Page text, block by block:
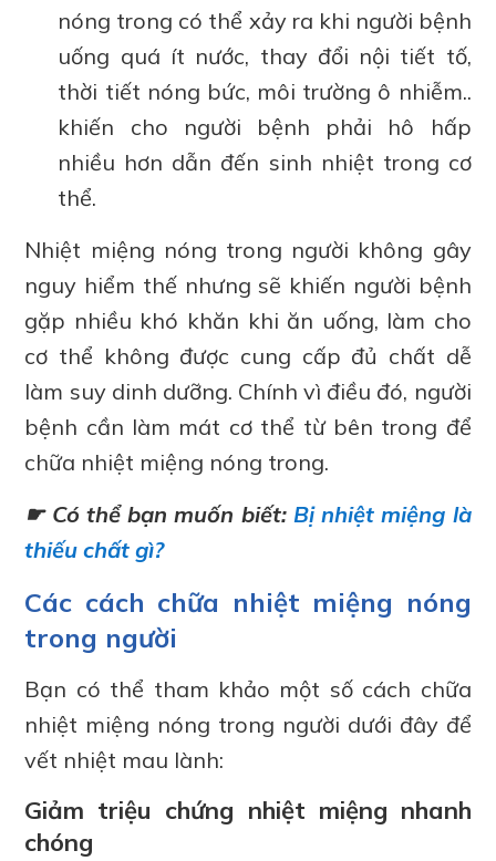
nóng trong có thể xảy ra khi người bệnh
uống quá ít nước, thay đổi nội tiết tố,
thời tiết nóng bức, môi trường ô nhiễm..
khiến cho người bệnh phải hô hấp
nhiều hơn dẫn đến sinh nhiệt trong cơ
thể.
Nhiệt miệng nóng trong người không gây
nguy hiểm thế nhưng sẽ khiến người bệnh
gặp nhiều khó khăn khi ăn uống, làm cho
cơ thể không được cung cấp đủ chất dễ
làm suy dinh dưỡng. Chính vì điều đó, người
bệnh cần làm mát cơ thể từ bên trong để
chữa nhiệt miệng nóng trong.
☛ Có thể bạn muốn biết: Bị nhiệt miệng là
thiếu chất gì?
Các cách chữa nhiệt miệng nóng
trong người
Bạn có thể tham khảo một số cách chữa
nhiệt miệng nóng trong người dưới đây để
vết nhiệt mau lành:
Giảm triệu chứng nhiệt miệng nhanh
chóng